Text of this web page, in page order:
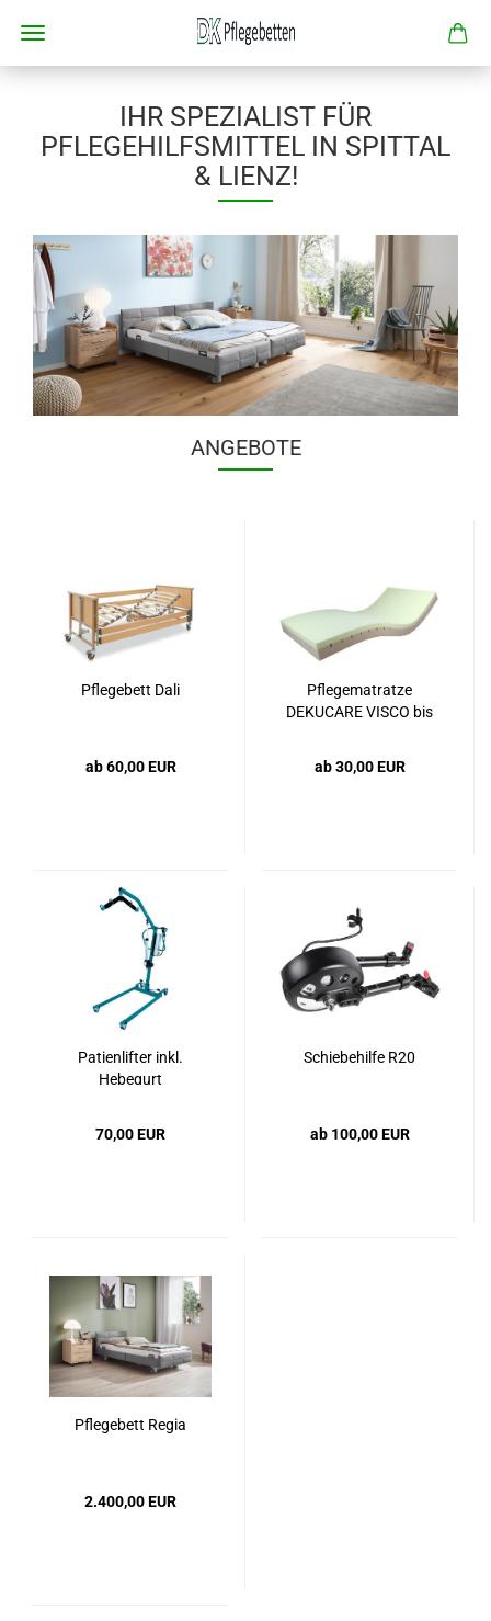
IHR SPEZIALIST FÜR
PFLEGEHILFSMITTEL IN SPITTAL
& LIENZ!
ANGEBOTE
Pflegebett Dali
ab 60,00 EUR
Pflegematratze
DEKUCARE VISCO bis
ab 30,00 EUR
Patienlifter inkl.
Hebegurt
70,00 EUR
Schiebehilfe R20
ab 100,00 EUR
Pflegebett Regia
2.400,00 EUR